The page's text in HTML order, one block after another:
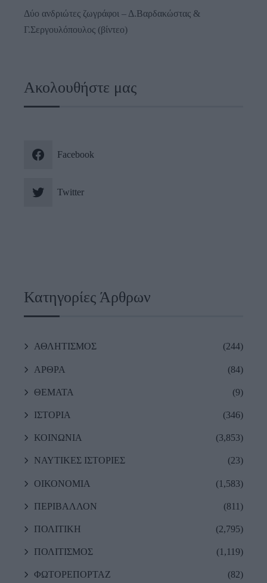
Δύο ανδριώτες ζωγράφοι – Δ.Βαρδακώστας &
Γ.Σεργουλόπουλος (βίντεο)
Ακολουθήστε μας
Facebook
Twitter
Κατηγορίες Άρθρων
ΑΘΛΗΤΙΣΜΟΣ (244)
ΑΡΘΡΑ (84)
ΘΕΜΑΤΑ (9)
ΙΣΤΟΡΙΑ (346)
ΚΟΙΝΩΝΙΑ (3,853)
ΝΑΥΤΙΚΕΣ ΙΣΤΟΡΙΕΣ (23)
ΟΙΚΟΝΟΜΙΑ (1,583)
ΠΕΡΙΒΑΛΛΟΝ (811)
ΠΟΛΙΤΙΚΗ (2,795)
ΠΟΛΙΤΙΣΜΟΣ (1,119)
ΦΩΤΟΡΕΠΟΡΤΑΖ (82)